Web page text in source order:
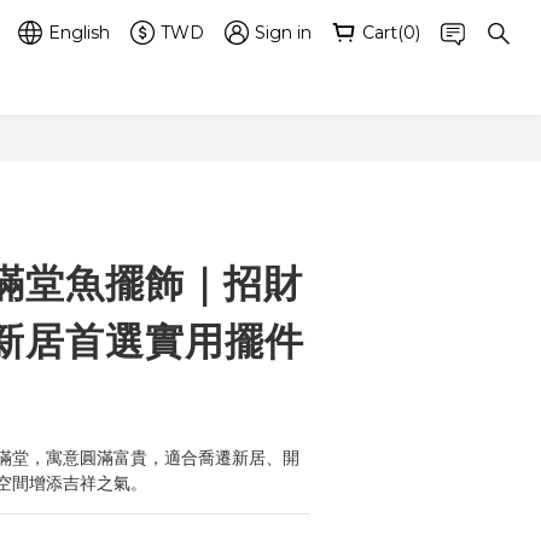
English TWD Sign in Cart(0)
堂魚擺飾｜招財
居首選實用擺件
堂，寓意圓滿富貴，適合喬遷新居、開
增添吉祥之氣。